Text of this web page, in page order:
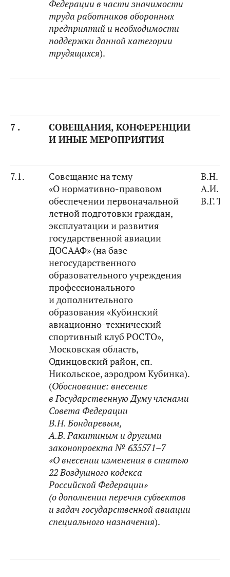
Федерации в части значимости
труда работников оборонных
предприятий и необходимости
поддержки данной категории
трудящихся).
7 . СОВЕЩАНИЯ, КОНФЕРЕНЦИИ
И ИНЫЕ МЕРОПРИЯТИЯ
7.1.
Совещание на тему
«О нормативно-правовом
обеспечении первоначальной
летной подготовки граждан,
эксплуатации и развития
государственной авиации
ДОСААФ» (на базе
негосударственного
образовательного учреждения
профессионального
и дополнительного
образования «Кубинский
авиационно-технический
спортивный клуб РОСТО»,
Московская область,
Одинцовский район, сп.
Никольское, аэродром Кубинка).
(Обоснование: внесение
в Государственную Думу членами
Совета Федерации
В.Н. Бондаревым,
А.В. Ракитиным и другими
законопроекта № 635571–7
«О внесении изменения в статью
22 Воздушного кодекса
Российской Федерации»
(о дополнении перечня субъектов
и задач государственной авиации
специального назначения).
В.Н.
А.И.
В.Г.